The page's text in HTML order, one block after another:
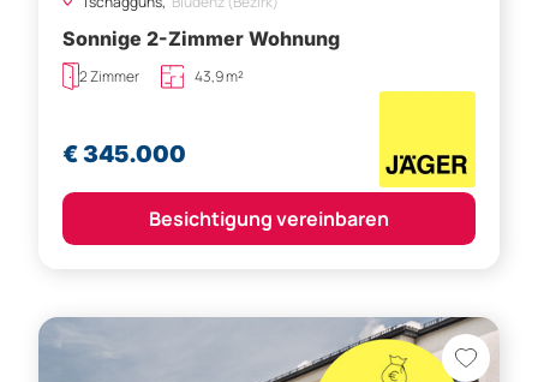
Sonnige 2-Zimmer Wohnung
2 Zimmer 43,9 m²
€ 345.000
Besichtigung vereinbaren